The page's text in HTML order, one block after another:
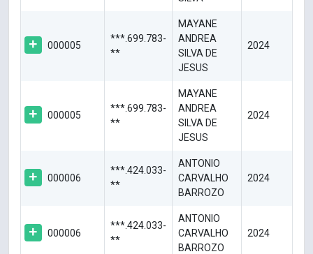
000005
***.699.783-
**
MAYANE
ANDREA
SILVA DE
JESUS
2024
000005
***.699.783-
**
MAYANE
ANDREA
SILVA DE
JESUS
2024
000006
***.424.033-
**
ANTONIO
CARVALHO
BARROZO
2024
000006
***.424.033-
**
ANTONIO
CARVALHO
BARROZO
2024